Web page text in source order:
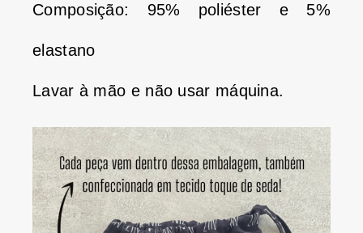
Composição: 95% poliéster e 5%
elastano
Lavar à mão e não usar máquina.